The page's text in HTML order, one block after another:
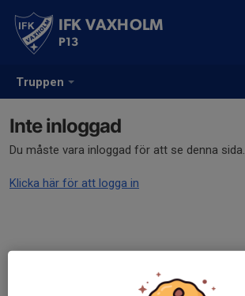
Truppen
IFK VAXHOLM
P13
Inte inloggad
Du måste vara inloggad för att se denna sida.
Klicka här för att logga in